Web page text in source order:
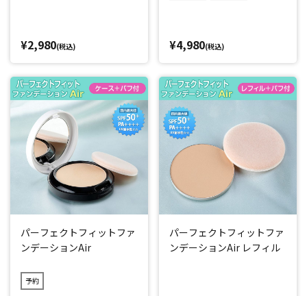
¥2,980(税込) ¥4,980(税込)
パーフェクトフィットファ
ンデーションAir
予約
パーフェクトフィットファ
ンデーションAir レフィル